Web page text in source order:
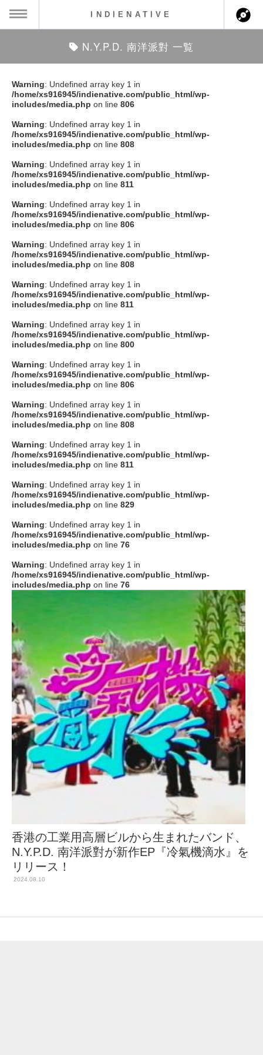
ス情報
ト情報
アーティスト
ション
ト
クト
SOCIAL
Facebook
instagram
Tumblr
Soundcloud
to indienative
INDIENATIVE
N.Y.P.D. 南洋派對 一覧
Warning: Undefined array key 1 in
/home/xs916945/indienative.com/public_html/wp-
includes/media.php on line 806
Warning: Undefined array key 1 in
/home/xs916945/indienative.com/public_html/wp-
includes/media.php on line 808
Warning: Undefined array key 1 in
/home/xs916945/indienative.com/public_html/wp-
includes/media.php on line 811
Warning: Undefined array key 1 in
/home/xs916945/indienative.com/public_html/wp-
includes/media.php on line 806
Warning: Undefined array key 1 in
/home/xs916945/indienative.com/public_html/wp-
includes/media.php on line 808
Warning: Undefined array key 1 in
/home/xs916945/indienative.com/public_html/wp-
includes/media.php on line 811
Warning: Undefined array key 1 in
/home/xs916945/indienative.com/public_html/wp-
includes/media.php on line 800
Warning: Undefined array key 1 in
/home/xs916945/indienative.com/public_html/wp-
includes/media.php on line 806
Warning: Undefined array key 1 in
/home/xs916945/indienative.com/public_html/wp-
includes/media.php on line 808
Warning: Undefined array key 1 in
/home/xs916945/indienative.com/public_html/wp-
includes/media.php on line 811
Warning: Undefined array key 1 in
/home/xs916945/indienative.com/public_html/wp-
includes/media.php on line 829
Warning: Undefined array key 1 in
/home/xs916945/indienative.com/public_html/wp-
includes/media.php on line 76
Warning: Undefined array key 1 in
/home/xs916945/indienative.com/public_html/wp-
includes/media.php on line 76
香港の工業用高層ビルから生まれたバンド、
N.Y.P.D. 南洋派對が新作EP『冷氣機滴水』を
リリース！
2024.08.10